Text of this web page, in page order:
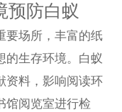
预防白蚁
要场所，丰富的纸
的生存环境。白蚁
资料，影响阅读环
馆阅览室进行检